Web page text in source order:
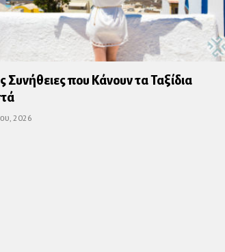
Συνήθειες που Κάνουν τα Ταξίδια
2026